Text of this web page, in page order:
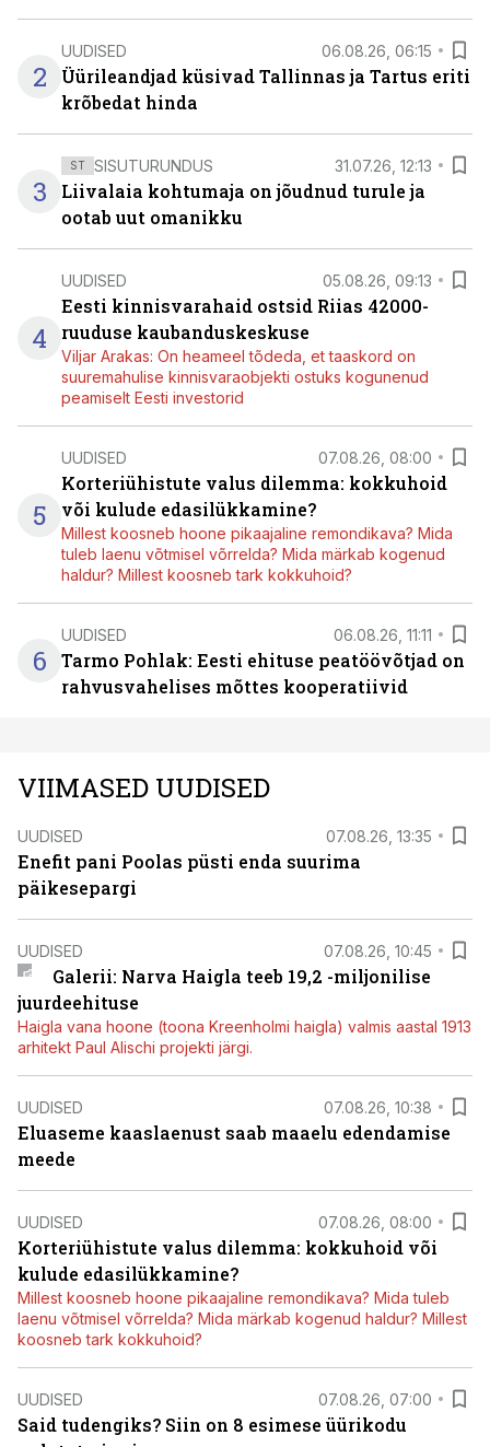
2
UUDISED 06.08.26, 06:15
Üürileandjad küsivad Tallinnas ja Tartus eriti
krõbedat hinda
3
ST SISUTURUNDUS 31.07.26, 12:13
Liivalaia kohtumaja on jõudnud turule ja
ootab uut omanikku
4
UUDISED 05.08.26, 09:13
Eesti kinnisvarahaid ostsid Riias 42000-
ruuduse kaubanduskeskuse
Viljar Arakas: On heameel tõdeda, et taaskord on
suuremahulise kinnisvaraobjekti ostuks kogunenud
peamiselt Eesti investorid
5
UUDISED 07.08.26, 08:00
Korteriühistute valus dilemma: kokkuhoid
või kulude edasilükkamine?
Millest koosneb hoone pikaajaline remondikava? Mida
tuleb laenu võtmisel võrrelda? Mida märkab kogenud
haldur? Millest koosneb tark kokkuhoid?
6
UUDISED 06.08.26, 11:11
Tarmo Pohlak: Eesti ehituse peatöövõtjad on
rahvusvahelises mõttes kooperatiivid
VIIMASED UUDISED
UUDISED 07.08.26, 13:35
Enefit pani Poolas püsti enda suurima
päikesepargi
UUDISED 07.08.26, 10:45
Galerii: Narva Haigla teeb 19,2 -miljonilise
juurdeehituse
Haigla vana hoone (toona Kreenholmi haigla) valmis aastal 1913
arhitekt Paul Alischi projekti järgi.
UUDISED 07.08.26, 10:38
Eluaseme kaaslaenust saab maaelu edendamise
meede
UUDISED 07.08.26, 08:00
Korteriühistute valus dilemma: kokkuhoid või
kulude edasilükkamine?
Millest koosneb hoone pikaajaline remondikava? Mida tuleb
laenu võtmisel võrrelda? Mida märkab kogenud haldur? Millest
koosneb tark kokkuhoid?
UUDISED 07.08.26, 07:00
Said tudengiks? Siin on 8 esimese üürikodu